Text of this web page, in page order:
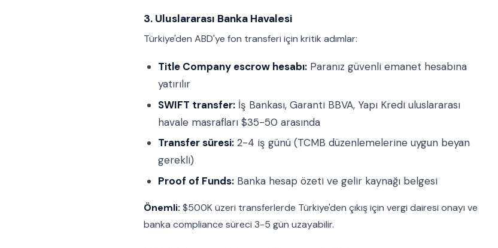
3. Uluslararası Banka Havalesi
Türkiye'den ABD'ye fon transferi için kritik adımlar:
Title Company escrow hesabı: Paranız güvenli emanet hesabına
yatırılır
SWIFT transfer: İş Bankası, Garanti BBVA, Yapı Kredi uluslararası
havale masrafları $35-50 arasında
Transfer süresi: 2-4 iş günü (TCMB düzenlemelerine uygun beyan
gerekli)
Proof of Funds: Banka hesap özeti ve gelir kaynağı belgesi
Önemli: $500K üzeri transferlerde Türkiye'den çıkış için vergi dairesi onayı ve
banka compliance süreci 3-5 gün uzayabilir.